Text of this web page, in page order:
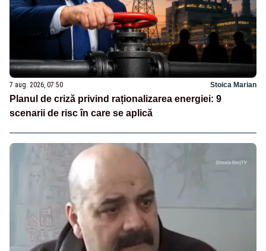
7 aug. 2026, 07:50 Stoica Marian
Planul de criză privind raționalizarea energiei: 9
scenarii de risc în care se aplică